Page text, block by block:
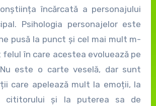
încărcată a personajului
Psihologia personajelor este
pusă la punct și cel mai mult m-
felul în care acestea evoluează pe
este o carte veselă, dar sunt
care apelează mult la emoții, la
cititorului și la puterea sa de